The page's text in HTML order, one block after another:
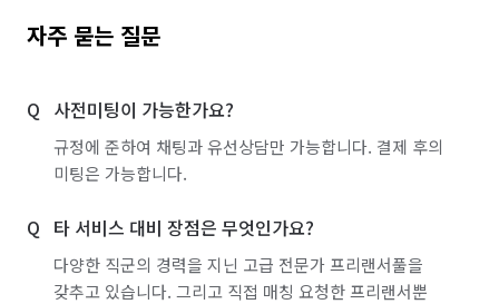
자주 묻는 질문
사전미팅이 가능한가요?
규정에 준하여 채팅과 유선상담만 가능합니다. 결제 후의
미팅은 가능합니다.
타 서비스 대비 장점은 무엇인가요?
다양한 직군의 경력을 지닌 고급 전문가 프리랜서풀을
갖추고 있습니다. 그리고 직접 매칭 요청한 프리랜서뿐